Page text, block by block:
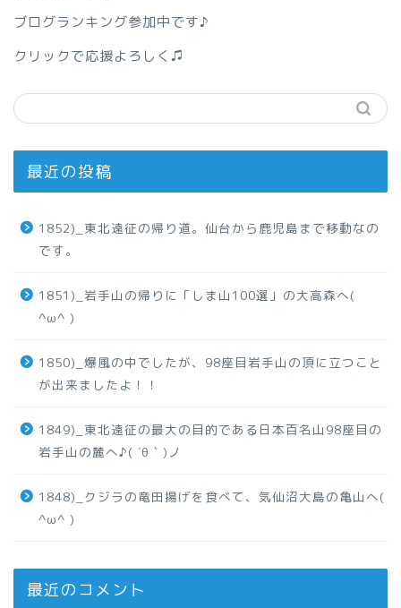
ブログランキング参加中です♪
クリックで応援よろしく♫
最近の投稿
1852)_東北遠征の帰り道。仙台から鹿児島まで移動なの
です。
1851)_岩手山の帰りに「しま山100選」の大高森へ(
^ω^ )
1850)_爆風の中でしたが、98座目岩手山の頂に立つこと
が出来ましたよ！！
1849)_東北遠征の最大の目的である日本百名山98座目の
岩手山の麓へ♪( ´θ｀)ノ
1848)_クジラの竜田揚げを食べて、気仙沼大島の亀山へ(
^ω^ )
最近のコメント